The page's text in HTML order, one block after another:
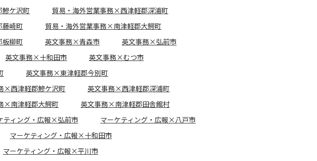
ケ沢町
貿易・海外営業事務×西津軽郡深浦町
崎町
貿易・海外営業事務×南津軽郡大鰐町
柳町 英文事務×青森市
英文事務×弘前市
英文事務×十和田市
英文事務×むつ市
英文事務×東津軽郡今別町
×西津軽郡鰺ケ沢町
英文事務×西津軽郡深浦町
×南津軽郡大鰐町
英文事務×南津軽郡田舎館村
ティング・広報×弘前市
マーケティング・広報×八戸市
マーケティング・広報×十和田市
マーケティング・広報×平川市